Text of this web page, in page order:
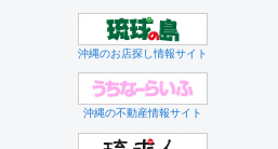
沖縄のお店探し情報サイト
沖縄の不動産情報サイト